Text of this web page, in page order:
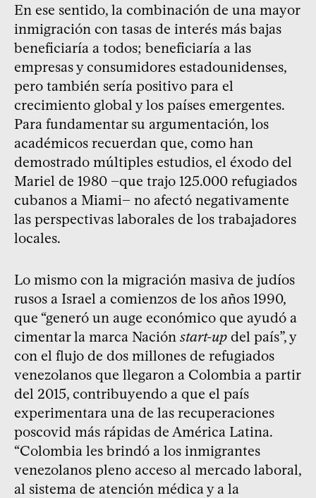
En ese sentido, la combinación de una mayor
inmigración con tasas de interés más bajas
beneficiaría a todos; beneficiaría a las
empresas y consumidores estadounidenses,
pero también sería positivo para el
crecimiento global y los países emergentes.
Para fundamentar su argumentación, los
académicos recuerdan que, como han
demostrado múltiples estudios, el éxodo del
Mariel de 1980 −que trajo 125.000 refugiados
cubanos a Miami− no afectó negativamente
las perspectivas laborales de los trabajadores
locales.
Lo mismo con la migración masiva de judíos
rusos a Israel a comienzos de los años 1990,
que “generó un auge económico que ayudó a
cimentar la marca Nación start-up del país”, y
con el flujo de dos millones de refugiados
venezolanos que llegaron a Colombia a partir
del 2015, contribuyendo a que el país
experimentara una de las recuperaciones
poscovid más rápidas de América Latina.
“Colombia les brindó a los inmigrantes
venezolanos pleno acceso al mercado laboral,
al sistema de atención médica y a la